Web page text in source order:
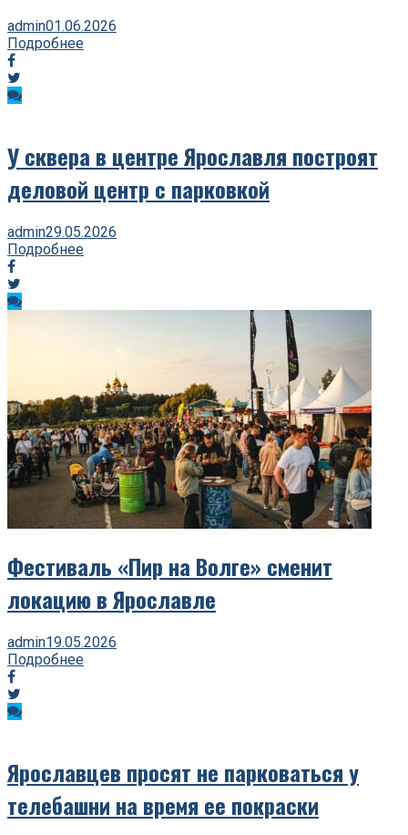
admin01.06.2026
Подробнее
У сквера в центре Ярославля построят
деловой центр с парковкой
admin29.05.2026
Подробнее
Фестиваль «Пир на Волге» сменит
локацию в Ярославле
admin19.05.2026
Подробнее
Ярославцев просят не парковаться у
телебашни на время ее покраски